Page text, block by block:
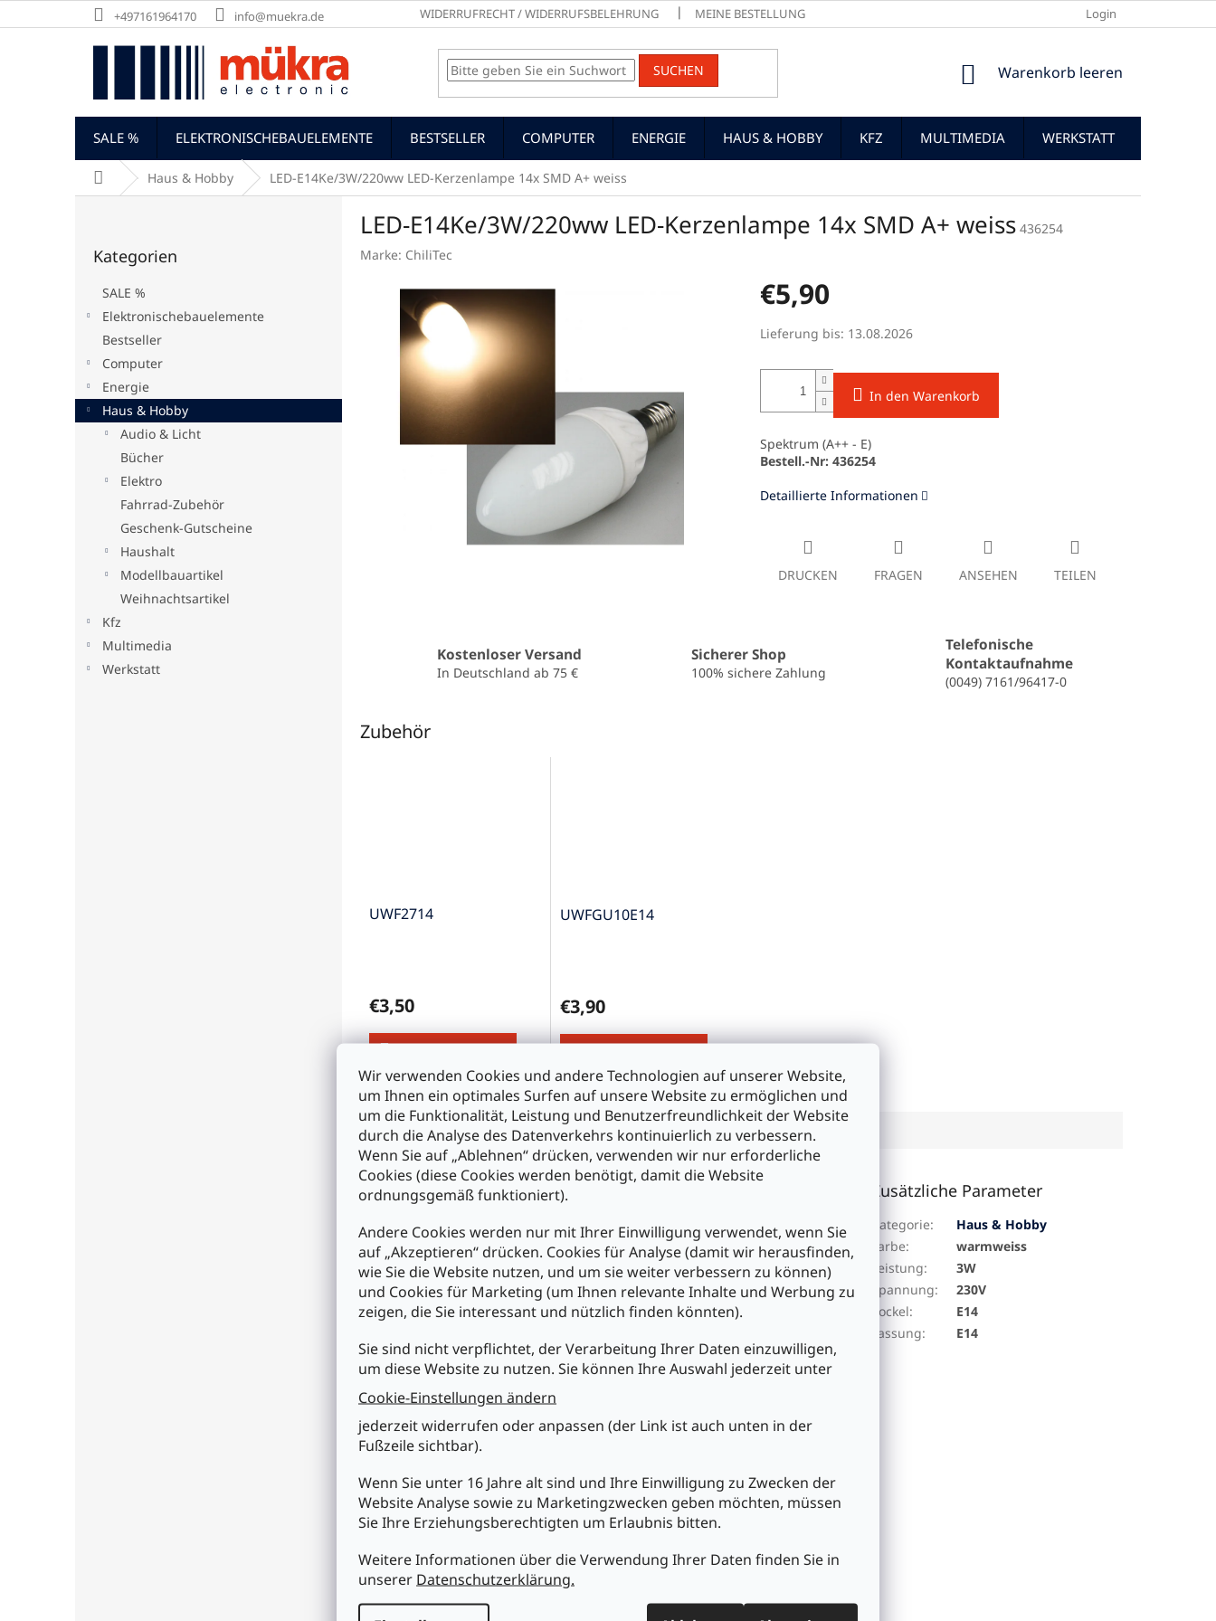
Wir verwenden Cookies und andere Technologien auf unserer Website,
um Ihnen ein optimales Surfen auf unsere Website zu ermöglichen und
um die Funktionalität, Leistung und Benutzerfreundlichkeit der Website
durch die Analyse des Datenverkehrs kontinuierlich zu verbessern.
Wenn Sie auf „Ablehnen“ drücken, verwenden wir nur erforderliche
Cookies (diese Cookies werden benötigt, damit die Website
ordnungsgemäß funktioniert).
Andere Cookies werden nur mit Ihrer Einwilligung verwendet, wenn Sie
auf „Akzeptieren“ drücken. Cookies für Analyse (damit wir herausfinden,
wie Sie die Website nutzen, und um sie weiter verbessern zu können)
und Cookies für Marketing (um Ihnen relevante Inhalte und Werbung zu
zeigen, die Sie interessant und nützlich finden könnten).
Sie sind nicht verpflichtet, der Verarbeitung Ihrer Daten einzuwilligen,
um diese Website zu nutzen. Sie können Ihre Auswahl jederzeit unter
Cookie-Einstellungen ändern
jederzeit widerrufen oder anpassen (der Link ist auch unten in der
Fußzeile sichtbar).
Wenn Sie unter 16 Jahre alt sind und Ihre Einwilligung zu Zwecken der
Website Analyse sowie zu Marketingzwecken geben möchten, müssen
Sie Ihre Erziehungsberechtigten um Erlaubnis bitten.
Weitere Informationen über die Verwendung Ihrer Daten finden Sie in
unserer Datenschutzerklärung.
Inhalt
+497161964170 info@muekra.de WIDERRUFRECHT / WIDERRUFSBELEHRUNG MEINE BESTELLUNG Login
SUCHEN WARENKORB
Warenkorb leeren
SALE % ELEKTRONISCHEBAUELEMENTE BESTSELLER COMPUTER ENERGIE HAUS & HOBBY KFZ MULTIMEDIA WERKSTATT
StartseiteHaus & Hobby LED-E14Ke/3W/220ww LED-Kerzenlampe 14x SMD A+ weiss
t
e
überspringen
Kategorien
SALE %
Elektronischebauelemente
Bestseller
Computer
Energie
Haus & Hobby
Audio & Licht
Bücher
Elektro
Fahrrad-Zubehör
Geschenk-Gutscheine
Haushalt
Modellbauartikel
Weihnachtsartikel
Kfz
Multimedia
Werkstatt
LED-E14Ke/3W/220ww LED-Kerzenlampe 14x SMD A+ weiss 436254
Marke: ChiliTec
€5,90
Verkaufspreis:
Lieferung bis: 13.08.2026
In den Warenkorb
Spektrum (A++ - E)
Bestell.-Nr: 436254
Detaillierte Informationen
DRUCKEN FRAGEN ANSEHEN TEILEN
Kostenloser Versand
In Deutschland ab 75 €
Sicherer Shop
100% sichere Zahlung
Telefonische
Kontaktaufnahme
(0049) 7161/96417-0
Zubehör
UWF2714
€3,50
UWFGU10E14
€3,90
Beschreibung Ähnliche (8)
Produktdetailbeschreibung
LED-Kerzenlampe warmweiss,
die neuen LED-Kerzenlampen überzeugen mit
einer Lichtausbeute von 220 Lumen und sind damit etwa vergleichbar mit einer
konventionellen 25W Kerze.
Eigenschaften :
• Energieeffizienzklasse A+ Spektrum (A++ - E)
• nicht geeignet für Akzentbeleuchtung
Technische Daten :
• 14 lichtstarke SMD LEDs Typ 3629
• Leistung: 3W
• Lichtfarbe: warmweiß
• Leuchtwinkel: 120°
• Spannung: 230V/50Hz
• Sockel: E14
• 100% Hell 0,1 Sek.
• Ein/Aus: 20.000x
• Leuchtdauer: 30.000 Std.
• Leistungsfaktor: >0,5
• RA >80
Zusätzliche Parameter
Kategorie:
Haus & Hobby
Farbe:
warmweiss
Leistung:
3W
Spannung:
230V
Sockel:
E14
Fassung: E14